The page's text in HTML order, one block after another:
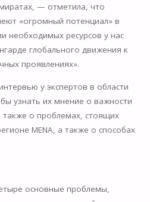
— отметила, что
«огромный потенциал» в
необходимых ресурсов у нас
глобального движения к
проявлениях».
у экспертов в области
узнать их мнение о важности
о проблемах, стоящих
MENA, а также о способах
основные проблемы,